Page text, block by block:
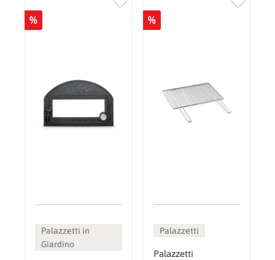
%
Palazzetti in
Giardino
%
Palazzetti
Palazzetti